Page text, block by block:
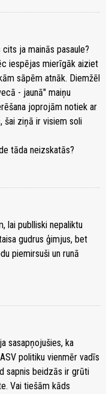
ja mainās pasaule?
iespējas mierīgāk aiziet
sāpēm atnāk. Diemžēl
- jaunā" maiņu
joprojām notiek ar
šai ziņā ir visiem soli
tāda neizskatās?
lai publliski nepaliktu
gudrus ģimjus, bet
piemirsuši un runā
sasapņojušies, ka
politiku vienmēr vadīs
sapnis beidzās ir grūti
Vai tiešām kāds